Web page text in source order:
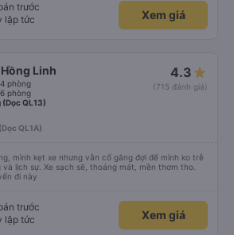
trước
lập tức
Xem giá
Linh
phòng
phòng
4.3
(715 đánh giá)
(Dọc QL13)
QL1A)
mình kẹt xe nhưng vẫn cố gắng đợi để mình ko trễ
lịch sự. Xe sạch sẽ, thoáng mát, mền thơm tho.
đi này
trước
lập tức
Xem giá